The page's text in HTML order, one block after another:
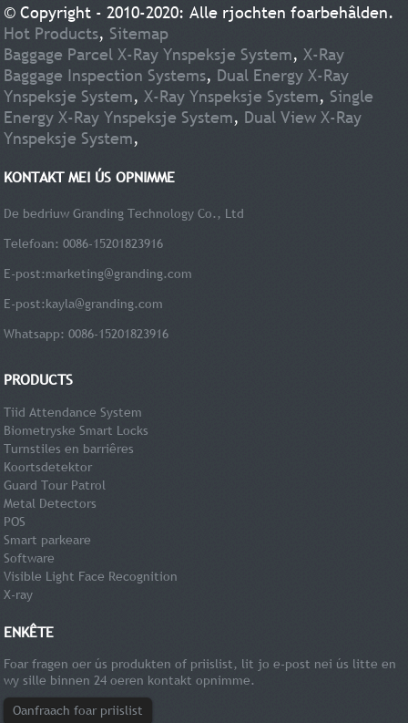
© Copyright - 2010-2020: Alle rjochten foarbehâlden.
Hot Products, Sitemap
Baggage Parcel X-Ray Ynspeksje System,X-Ray
Baggage Inspection Systems, Dual Energy X-Ray
Ynspeksje System,X-Ray Ynspeksje System, Single
Energy X-Ray Ynspeksje System, Dual View X-Ray
Ynspeksje System,
KONTAKT MEI ÚS OPNIMME
De bedriuw Granding Technology Co., Ltd
Telefoan: 0086-15201823916
E-post:marketing@granding.com
E-post:kayla@granding.com
Whatsapp: 0086-15201823916
PRODUCTS
Tiid Attendance System
Biometryske Smart Locks
Turnstiles en barriêres
Koortsdetektor
Guard Tour Patrol
Metal Detectors
POS
Smart parkeare
Software
Visible Light Face Recognition
X-ray
ENKÊTE
Foar fragen oer ús produkten of priislist, lit jo e-post nei ús litte en
wy sille binnen 24 oeren kontakt opnimme.
Oanfraach foar priislist